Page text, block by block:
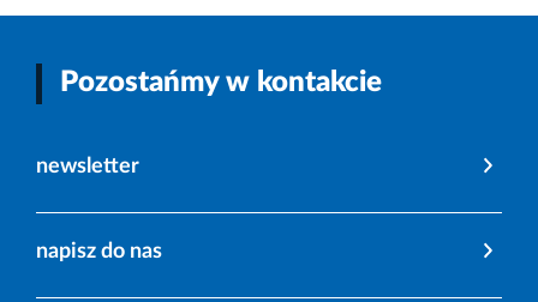
Pozostańmy w kontakcie
newsletter
napisz do nas